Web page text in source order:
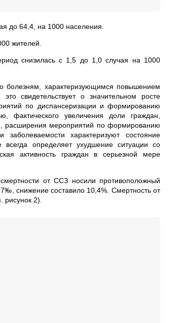
до 64,4, на 1000 населения.
жителей.
снизилась с 1,5 до 1,0 случая на 1000
болезням, характеризующимся повышением
свидетельствует о значительном росте
по диспансеризации и формированию
фактического увеличения доли граждан,
расширения мероприятий по формированию
характеризуют состояние
определяет ухудшение ситуации со
активность граждан в серьезной мере
от ССЗ носили противоположный
снижение составило 10,4%. Смертность от
рисунок 2).